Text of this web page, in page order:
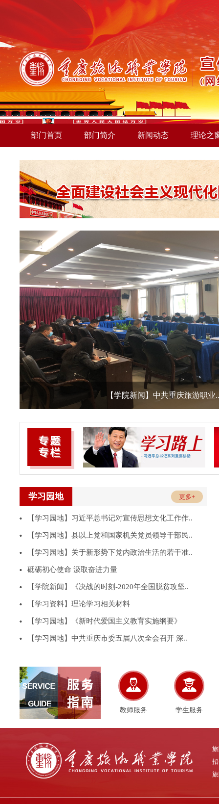
部门首页 部门简介 新闻动态 理论之
【学院新闻】我院召开党史学习..
【学院新闻】中共重庆旅游职业..
【学院新闻】中共重庆旅游职业..
【学院新闻】中共重庆旅游职业..
【学院新闻】党委书记熊斌同志..
学习园地 更多+
【学习园地】习近平总书记对宣传思想文化工作作..
【学习园地】县以上党和国家机关党员领导干部民..
【学习园地】关于新形势下党内政治生活的若干准..
砥砺初心使命 汲取奋进力量
【学院新闻】《决战的时刻-2020年全国脱贫攻坚..
【学习资料】理论学习相关材料
【学习园地】《新时代爱国主义教育实施纲要》
【学习园地】中共重庆市委五届八次全会召开 深..
教师服务 学生服务